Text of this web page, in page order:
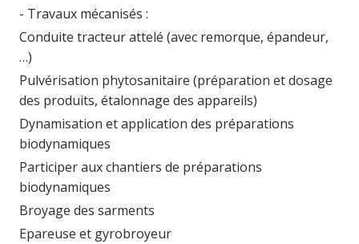
- Travaux mécanisés :
Conduite tracteur attelé (avec remorque, épandeur,
…)
Pulvérisation phytosanitaire (préparation et dosage
des produits, étalonnage des appareils)
Dynamisation et application des préparations
biodynamiques
Participer aux chantiers de préparations
biodynamiques
Broyage des sarments
Epareuse et gyrobroyeur